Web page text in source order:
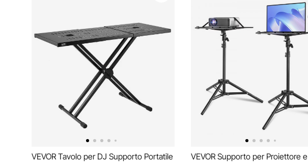
VEVOR Tavolo per DJ Supporto Portatile
VEVOR Supporto per Proiettore e